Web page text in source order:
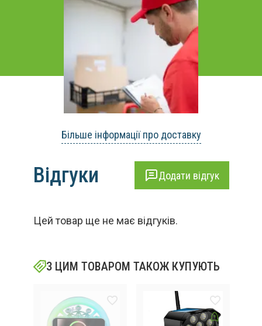
Більше інформації про доставку
Відгуки Додати відгук
Цей товар ще не має відгуків.
З ЦИМ ТОВАРОМ ТАКОЖ КУПУЮТЬ